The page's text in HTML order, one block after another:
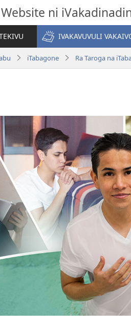
ni
IVAKAVUVULI
iTabagone Ra Taroga na